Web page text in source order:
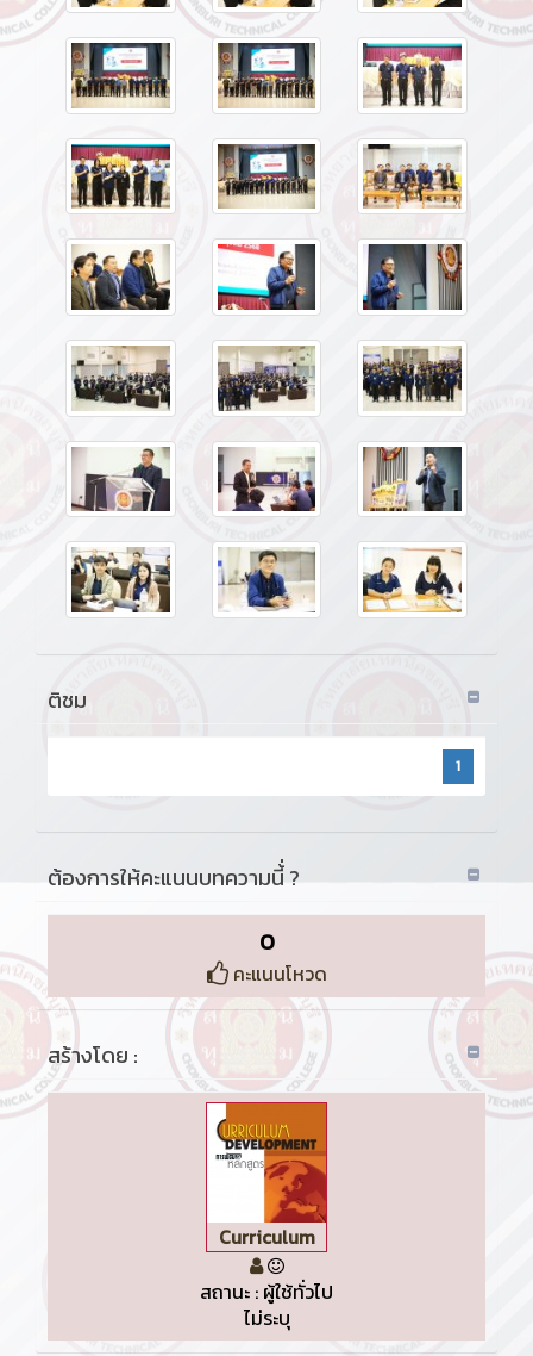
ติชม
1
ต้องการให้คะแนนบทความนี้่ ?
0
คะแนนโหวด
สร้างโดย :
Curriculum
สถานะ : ผู้ใช้ทั่วไป
ไม่ระบุ